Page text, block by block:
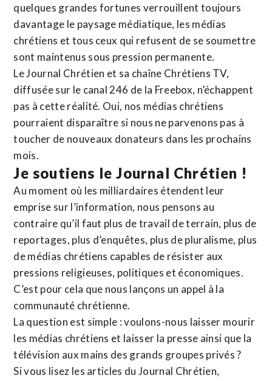
quelques grandes fortunes verrouillent toujours
davantage le paysage médiatique, les médias
chrétiens et tous ceux qui refusent de se soumettre
sont maintenus sous pression permanente.
Le Journal Chrétien et sa chaîne Chrétiens TV,
diffusée sur le canal 246 de la Freebox, n’échappent
pas à cette réalité. Oui, nos médias chrétiens
pourraient disparaître si nous ne parvenons pas à
toucher de nouveaux donateurs dans les prochains
mois.
Je soutiens le Journal Chrétien !
Au moment où les milliardaires étendent leur
emprise sur l’information, nous pensons au
contraire qu’il faut plus de travail de terrain, plus de
reportages, plus d’enquêtes, plus de pluralisme, plus
de médias chrétiens capables de résister aux
pressions religieuses, politiques et économiques.
C’est pour cela que nous lançons un appel à la
communauté chrétienne.
La question est simple : voulons-nous laisser mourir
les médias chrétiens et laisser la presse ainsi que la
télévision aux mains des grands groupes privés ?
Si vous lisez les articles du Journal Chrétien,